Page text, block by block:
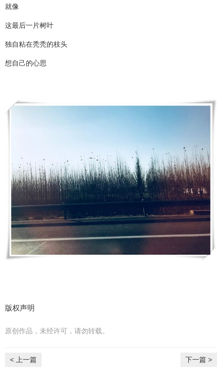
就像
这最后一片树叶
独自粘在秃秃的枝头
想自己的心思
版权声明
原创作品，未经许可，请勿转载。
< 上一篇 下一篇 >